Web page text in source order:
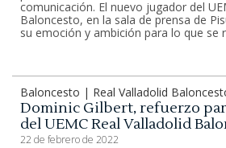
comunicación. El nuevo jugador del
Baloncesto, en la sala de prensa de
su emoción y ambición para lo que se
Baloncesto | Real Valladolid
Dominic Gilbert, refuerzo
del UEMC Real Valladolid
22 de febrero de 2022